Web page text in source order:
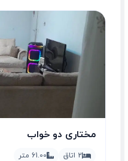
مختاری دو خواب
2 اتاق 61.00 متر